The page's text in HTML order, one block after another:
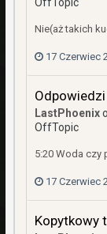
Nie(aż takich
17 Czerwiec
Odpowiedzi
LastPhoenix
OffTopic
5:20 Woda czy
17 Czerwiec
Kopytkowy